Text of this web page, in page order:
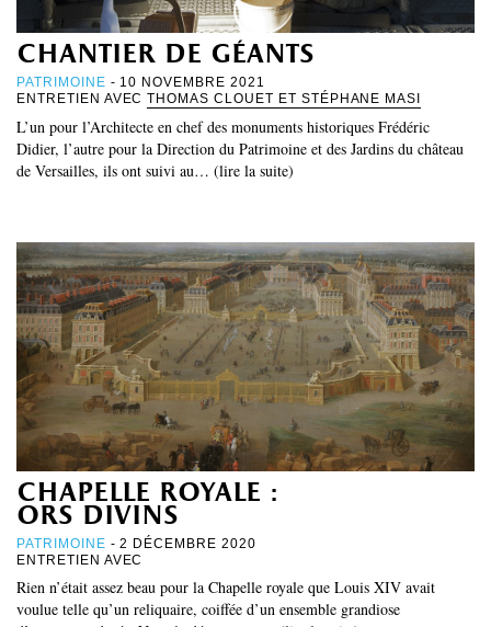
chantier de géants
PATRIMOINE - 10 NOVEMBRE 2021
ENTRETIEN AVECTHOMAS CLOUET ET STÉPHANE MASI
L’un pour l’Architecte en chef des monuments historiques Frédéric
Didier, l’autre pour la Direction du Patrimoine et des Jardins du château
de Versailles, ils ont suivi au… (lire la suite)
chapelle royale :
ors divins
PATRIMOINE - 2 DÉCEMBRE 2020
ENTRETIEN AVEC
Rien n’était assez beau pour la Chapelle royale que Louis XIV avait
voulue telle qu’un reliquaire, coiffée d’un ensemble grandiose